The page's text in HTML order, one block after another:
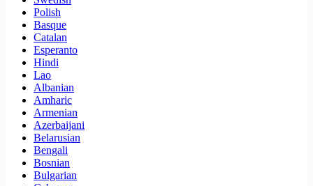
Polish
Basque
Catalan
Esperanto
Hindi
Lao
Albanian
Amharic
Armenian
Azerbaijani
Belarusian
Bengali
Bosnian
Bulgarian